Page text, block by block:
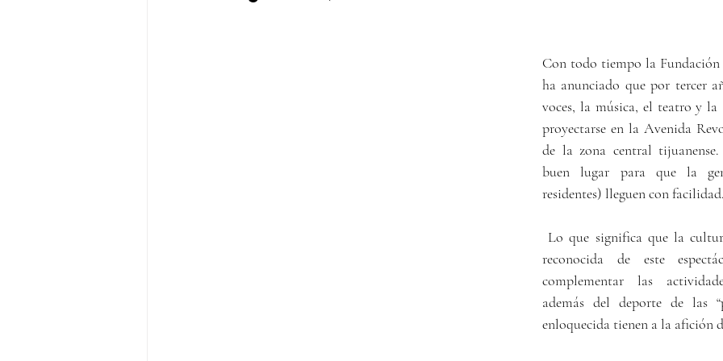
Con todo tiempo la
ha anunciado que por tercer
voces, la música, el teatro y
proyectarse en la Avenida
de la zona central
buen lugar para que la
residentes) lleguen con
Lo que significa que la
reconocida de este
complementar las
además del deporte de las
enloquecida tienen a la afición